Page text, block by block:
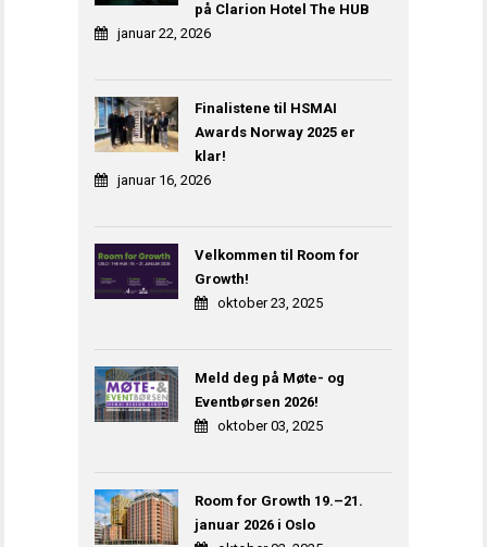
på Clarion Hotel The HUB
januar 22, 2026
Finalistene til HSMAI
Awards Norway 2025 er
klar!
januar 16, 2026
Velkommen til Room for
Growth!
oktober 23, 2025
Meld deg på Møte- og
Eventbørsen 2026!
oktober 03, 2025
Room for Growth 19.–21.
januar 2026 i Oslo